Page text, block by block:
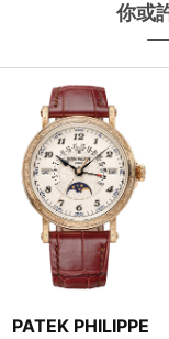
你或
PATEK PHILIPPE